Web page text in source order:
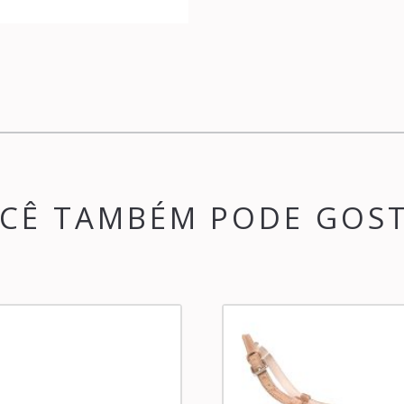
TAMBÉM PODE